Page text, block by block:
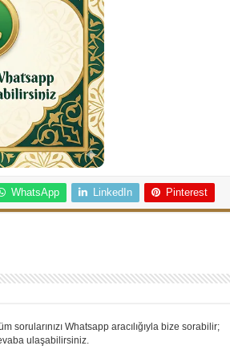
WhatsApp LinkedIn Pinterest
sorularınızı Whatsapp aracılığıyla bize sorabilir;
ulaşabilirsiniz.